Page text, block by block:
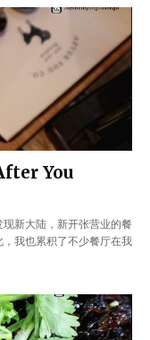
You
新大陆，新开张营业的餐
我也累积了不少餐厅在我